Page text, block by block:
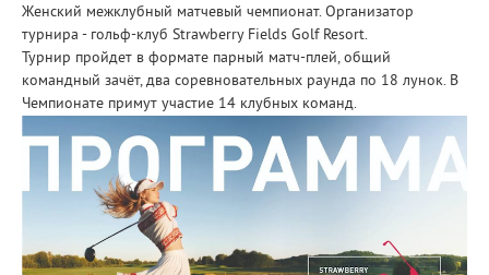
Женский межклубный матчевый чемпионат. Организатор
турнира - гольф-клуб Strawberry Fields Golf Resort.
Турнир пройдет в формате парный матч-плей, общий
командный зачёт, два соревновательных раунда по 18 лунок. В
Чемпионате примут участие 14 клубных команд.